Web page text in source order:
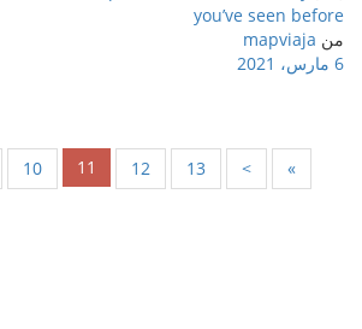
you’ve seen before
من mapviaja
6 مارس، 2021
10 11 12 13 > »